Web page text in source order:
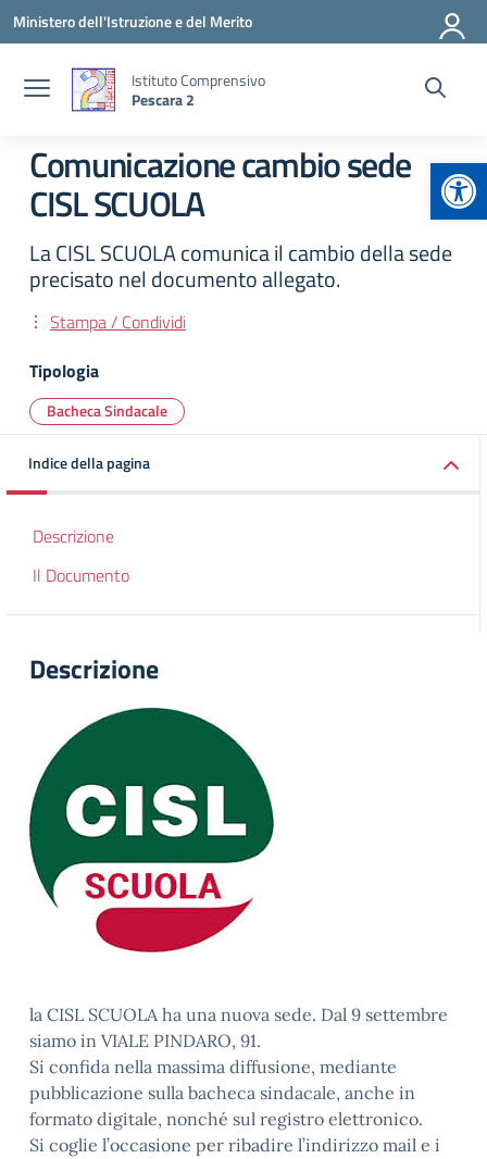
Vai ai contenuti
Vai al menu di navigazione
Vai al footer
Ministero dell'Istruzione e del Merito
Istituto Comprensivo
Pescara 2
Comunicazione cambio sede
CISL SCUOLA
La CISL SCUOLA comunica il cambio della sede
precisato nel documento allegato.
Stampa / Condividi
Tipologia
Bacheca Sindacale
Indice della pagina
Descrizione
Il Documento
Descrizione
la CISL SCUOLA ha una nuova sede. Dal 9 settembre
siamo in VIALE PINDARO, 91.
Si confida nella massima diffusione, mediante
pubblicazione sulla bacheca sindacale, anche in
formato digitale, nonché sul registro elettronico.
Si coglie l’occasione per ribadire l’indirizzo mail e i